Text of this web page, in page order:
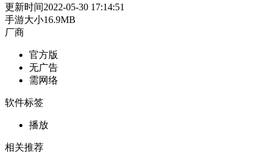
更新时间2022-05-30 17:14:51
手游大小16.9MB
厂商
官方版
无广告
需网络
软件标签
播放
相关推荐